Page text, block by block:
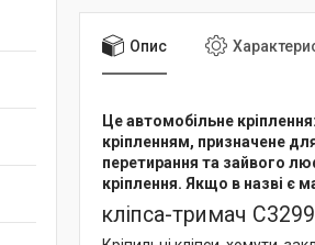
Опис
Це автомобільне
кріпленням, призначене
перетирання та зайвого
кріплення. Якщо в назві є
кліпса-тримач